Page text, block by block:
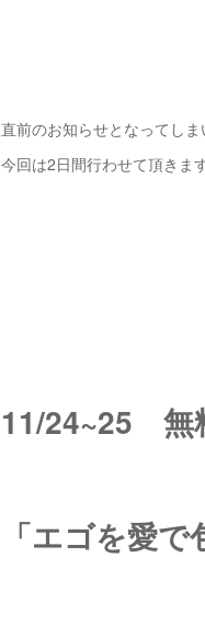
直前のお知らせとなってしま
今回は2日間行わせて頂きます
11/24~25 無
「エゴを愛